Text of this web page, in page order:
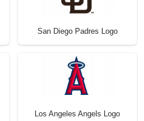
San Diego Padres Logo
Los Angeles Angels Logo